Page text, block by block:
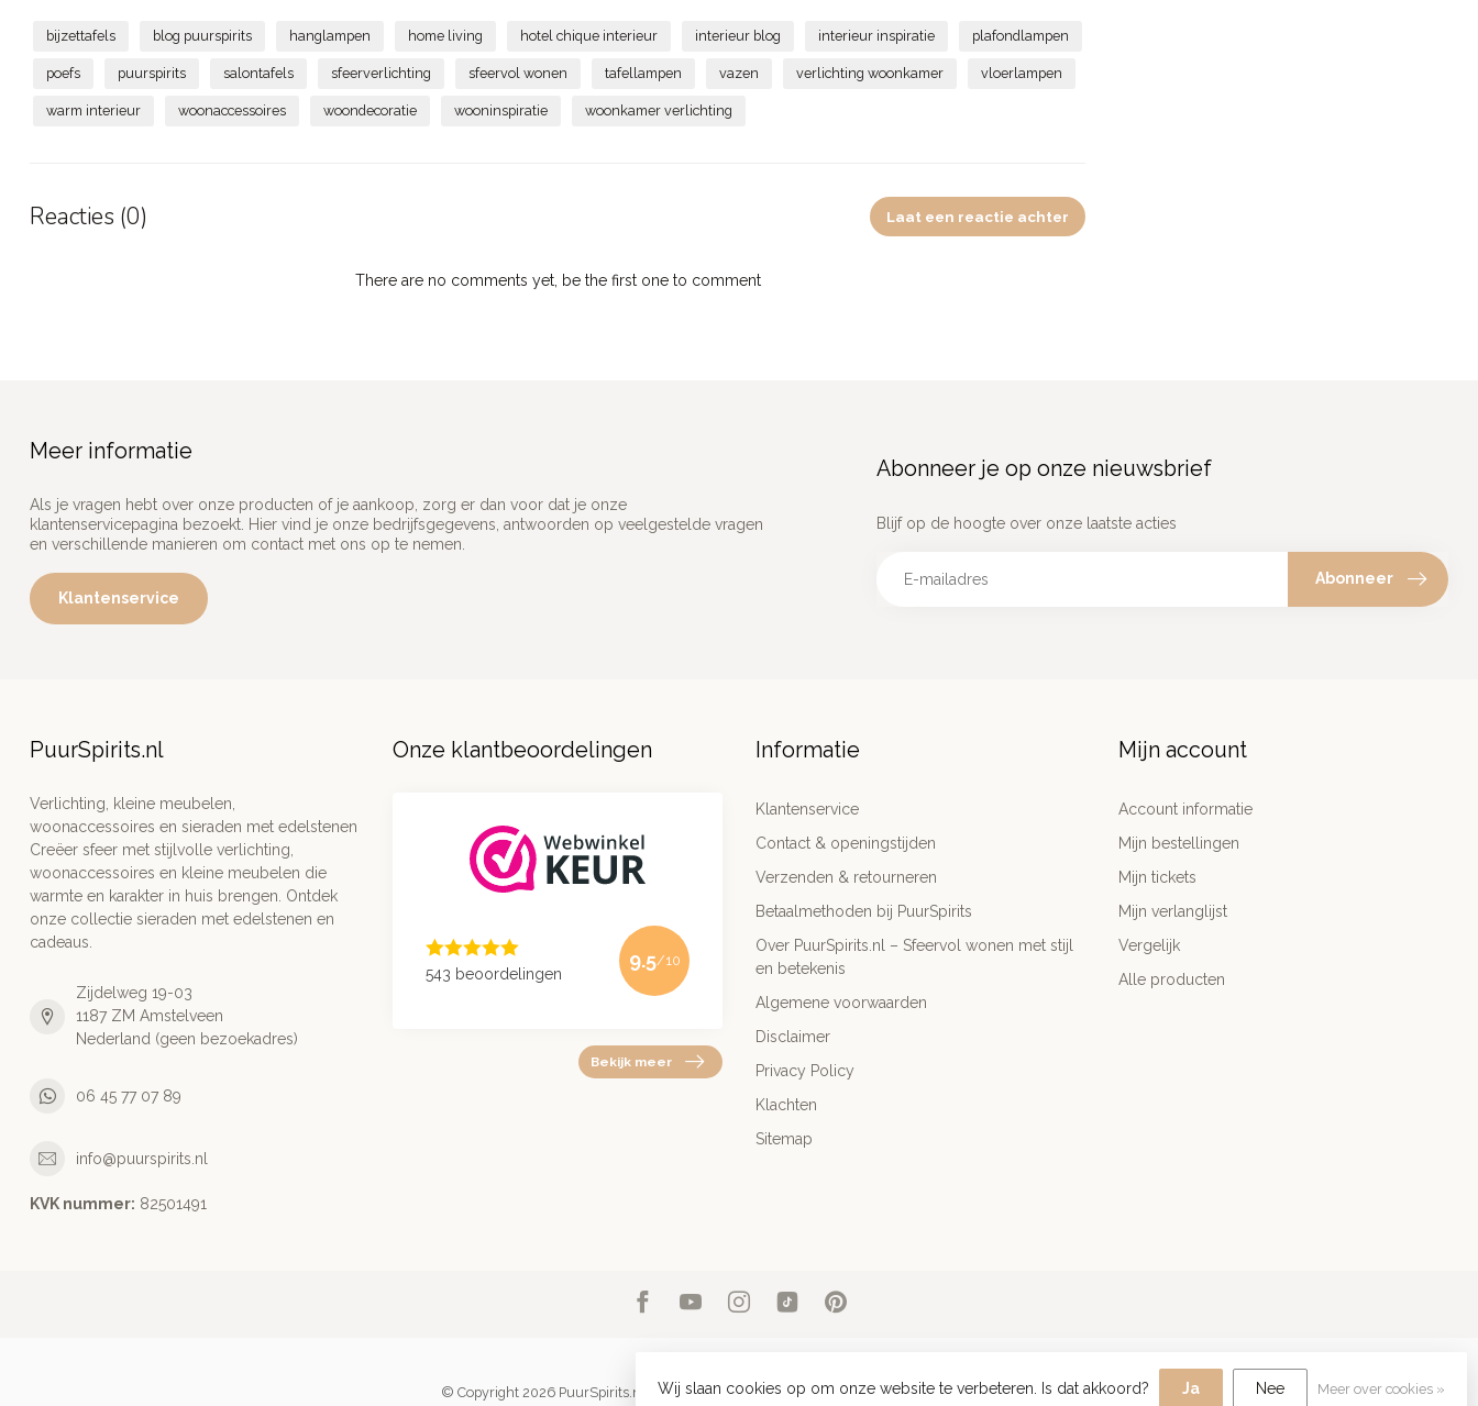
bijzettafels blog puurspirits hanglampen home living hotel chique interieur interieur blog interieur inspiratie plafondlampen
poefs puurspirits salontafels sfeerverlichting sfeervol wonen tafellampen vazen verlichting woonkamer vloerlampen
warm interieur woonaccessoires woondecoratie wooninspiratie woonkamer verlichting
Reacties (0) Laat een reactie achter
There are no comments yet, be the first one to comment
Meer informatie
Als je vragen hebt over onze producten of je aankoop, zorg er dan voor dat je onze
klantenservicepagina bezoekt. Hier vind je onze bedrijfsgegevens, antwoorden op veelgestelde vragen
en verschillende manieren om contact met ons op te nemen.
Klantenservice
Abonneer je op onze nieuwsbrief
Blijf op de hoogte over onze laatste acties
Abonneer
PuurSpirits.nl
Verlichting, kleine meubelen,
woonaccessoires en sieraden met edelstenen
Creëer sfeer met stijlvolle verlichting,
woonaccessoires en kleine meubelen die
warmte en karakter in huis brengen. Ontdek
onze collectie sieraden met edelstenen en
cadeaus.
Zijdelweg 19-03
1187 ZM Amstelveen
Nederland (geen bezoekadres)
06 45 77 07 89
info@puurspirits.nl
KVK nummer: 82501491
Onze klantbeoordelingen
543 beoordelingen
9.5/10
Bekijk meer
Informatie
Klantenservice
Contact & openingstijden
Verzenden & retourneren
Betaalmethoden bij PuurSpirits
Over PuurSpirits.nl – Sfeervol wonen met stijl
en betekenis
Algemene voorwaarden
Disclaimer
Privacy Policy
Klachten
Sitemap
Mijn account
Account informatie
Mijn bestellingen
Mijn tickets
Mijn verlanglijst
Vergelijk
Alle producten
© Copyright 2026 PuurSpirits.nl - Powered byLightspeed-Lightspeed designbyDyvelopment
Wij slaan cookies op om onze website te verbeteren. Is dat akkoord? Ja Nee Meer over cookies »